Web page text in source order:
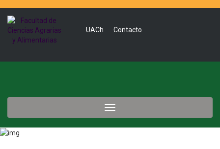
UACh Contacto
Toggle
navigation